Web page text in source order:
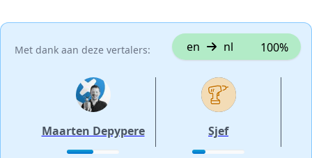
Met dank aan deze vertalers: en nl 100%
Maarten Depypere Sjef